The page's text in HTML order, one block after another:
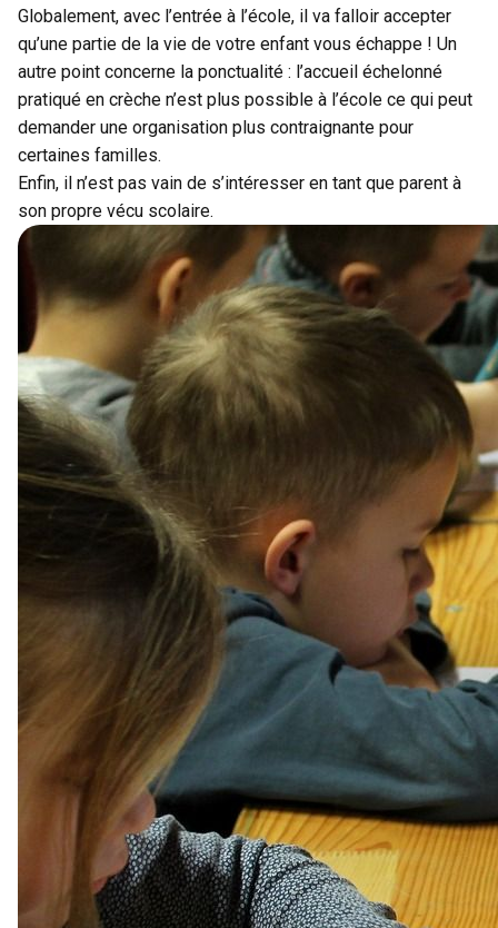
Globalement, avec l’entrée à l’école, il va falloir accepter
qu’une partie de la vie de votre enfant vous échappe ! Un
autre point concerne la ponctualité : l’accueil échelonné
pratiqué en crèche n’est plus possible à l’école ce qui peut
demander une organisation plus contraignante pour
certaines familles.
Enfin, il n’est pas vain de s’intéresser en tant que parent à
son propre vécu scolaire.